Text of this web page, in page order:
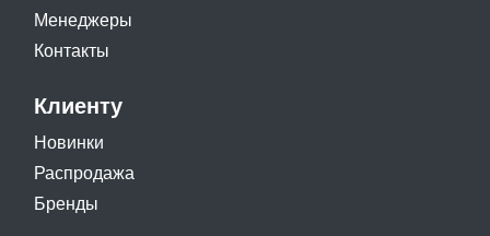
Менеджеры
Контакты
Клиенту
Новинки
Распродажа
Бренды